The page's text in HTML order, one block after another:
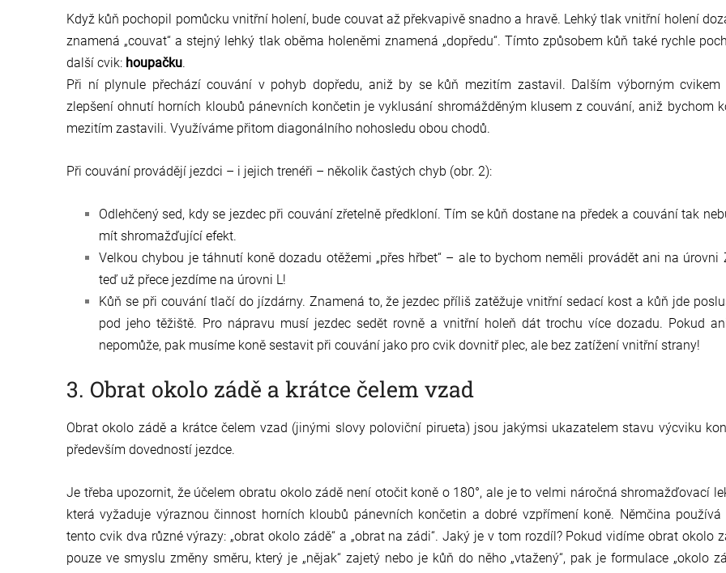
Když kůň pochopil pomůcku vnitřní holení, bude couvat až překvapivě snadno a hravě. Lehký tlak vnitřní holení
znamená „couvat“ a stejný lehký tlak oběma holeněmi znamená „dopředu“. Tímto způsobem kůň také rychle
další cvik: houpačku.
Při ní plynule přechází couvání v pohyb dopředu, aniž by se kůň mezitím zastavil. Dalším výborným cvikem
zlepšení ohnutí horních kloubů pánevních končetin je vyklusání shromážděným klusem z couvání, aniž bychom
mezitím zastavili. Využíváme přitom diagonálního nohosledu obou chodů.
Při couvání provádějí jezdci – i jejich trenéři – několik častých chyb (obr. 2):
Odlehčený sed, kdy se jezdec při couvání zřetelně předkloní. Tím se kůň dostane na předek a couvání tak
mít shromažďující efekt.
Velkou chybou je táhnutí koně dozadu otěžemi „přes hřbet“ – ale to bychom neměli provádět ani na úrovni
teď už přece jezdíme na úrovni L!
Kůň se při couvání tlačí do jízdárny. Znamená to, že jezdec příliš zatěžuje vnitřní sedací kost a kůň jde
pod jeho těžiště. Pro nápravu musí jezdec sedět rovně a vnitřní holeň dát trochu více dozadu. Pokud
nepomůže, pak musíme koně sestavit při couvání jako pro cvik dovnitř plec, ale bez zatížení vnitřní strany!
3. Obrat okolo zádě a krátce čelem vzad
Obrat okolo zádě a krátce čelem vzad (jinými slovy poloviční pirueta) jsou jakýmsi ukazatelem stavu výcviku
především dovedností jezdce.
Je třeba upozornit, že účelem obratu okolo zádě není otočit koně o 180°, ale je to velmi náročná shromažďovací
která vyžaduje výraznou činnost horních kloubů pánevních končetin a dobré vzpřímení koně. Němčina používá
tento cvik dva různé výrazy: „obrat okolo zádě“ a „obrat na zádi“. Jaký je v tom rozdíl? Pokud vidíme obrat okolo
pouze ve smyslu změny směru, který je „nějak“ zajetý nebo je kůň do něho „vtažený“, pak je formulace „okolo